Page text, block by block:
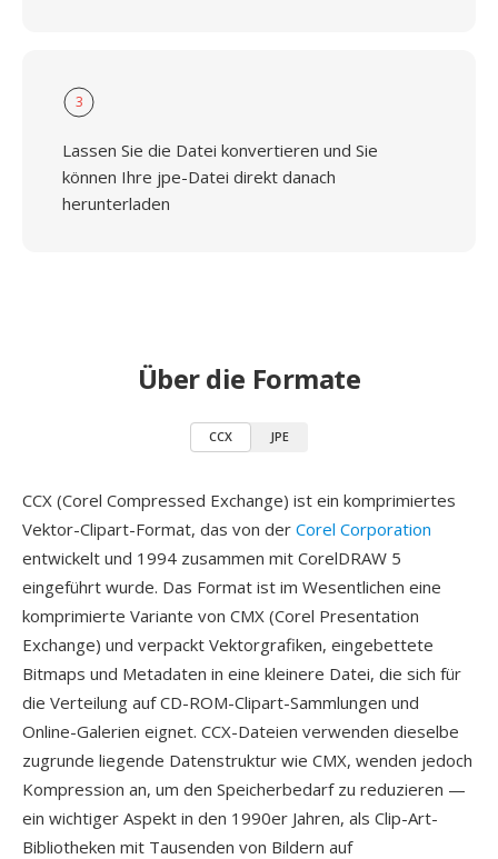
3
Lassen Sie die Datei konvertieren und Sie
können Ihre jpe-Datei direkt danach
herunterladen
Über die Formate
CCX JPE
CCX (Corel Compressed Exchange) ist ein komprimiertes
Vektor-Clipart-Format, das von der Corel Corporation
entwickelt und 1994 zusammen mit CorelDRAW 5
eingeführt wurde. Das Format ist im Wesentlichen eine
komprimierte Variante von CMX (Corel Presentation
Exchange) und verpackt Vektorgrafiken, eingebettete
Bitmaps und Metadaten in eine kleinere Datei, die sich für
die Verteilung auf CD-ROM-Clipart-Sammlungen und
Online-Galerien eignet. CCX-Dateien verwenden dieselbe
zugrunde liegende Datenstruktur wie CMX, wenden jedoch
Kompression an, um den Speicherbedarf zu reduzieren —
ein wichtiger Aspekt in den 1990er Jahren, als Clip-Art-
Bibliotheken mit Tausenden von Bildern auf